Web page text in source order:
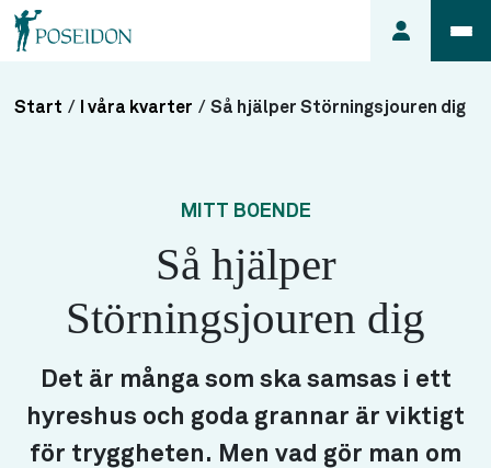
söker du
Start / I våra kvarter / Så hjälper Störningsjouren dig
MITT BOENDE
Så hjälper
Störningsjouren dig
Det är många som ska samsas i ett
hyreshus och goda grannar är viktigt
för tryggheten. Men vad gör man om